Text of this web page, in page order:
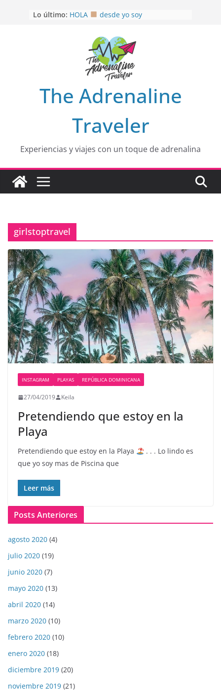
Lo último: HOLA
desde yo soy
EL SENDERO DEL CACAO: Excelente
opción
HOSPEDAJE AL NATURALSHH !!
OTRA PERSPECTIVA de RÍO EL
MULITO!
The Adrenaline
Traveler
Experiencias y viajes con un toque de adrenalina
girlstoptravel
INSTAGRAM PLAYAS REPÚBLICA DOMINICANA
27/04/2019 Keila
Pretendiendo que estoy en la
Playa
Pretendiendo que estoy en la Playa
. . . Lo lindo es
que yo soy mas de Piscina que
Leer más
Posts Anteriores
agosto 2020 (4)
julio 2020 (19)
junio 2020 (7)
mayo 2020 (13)
abril 2020 (14)
marzo 2020 (10)
febrero 2020 (10)
enero 2020 (18)
diciembre 2019 (20)
noviembre 2019 (21)